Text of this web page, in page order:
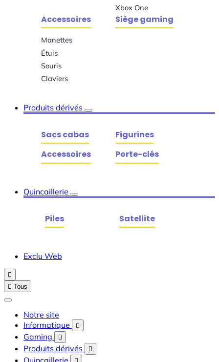
Xbox One
Accessoires
Manettes
Étuis
Souris
Claviers
Siège gaming
Produits dérivés
Sacs cabas
Figurines
Accessoires
Porte-clés
Quincaillerie
Piles Satellite
Exclu Web

 Tous
Notre site
Informatique

Gaming 
Produits dérivés 
Quincaillerie